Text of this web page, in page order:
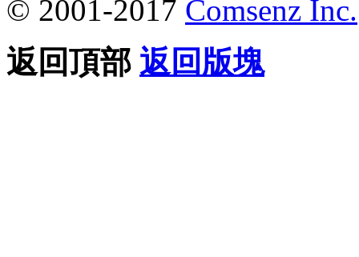
© 2001-2017 Comsenz Inc.
返回頂部 返回版塊